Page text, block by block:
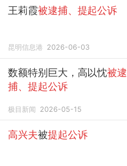
王莉霞被逮捕、提起公诉
昆明信息港 2026-06-03
数额特别巨大，高以忱被逮
捕、提起公诉
极目新闻 2026-05-15
高兴夫被提起公诉